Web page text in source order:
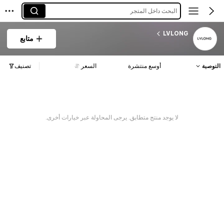
البحث داخل المتجر
LVLONG
متابع
التوصية أوسع منتشرة السعر تصنيف
لا يوجد منتج متطابق. يرجى المحاولة عبر خيارات أخرى.